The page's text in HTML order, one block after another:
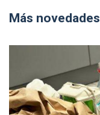
Más novedades